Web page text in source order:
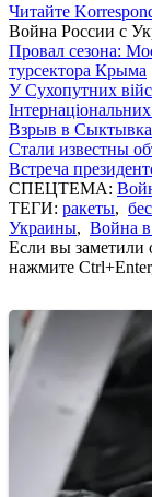
Читайте
Война России с
Провал сезона:
турсектора Крыма
У Сухопутних
Інтернаціональних
Взрыв в
Стали известны
Встреча
СПЕЦТЕМА:
ТЕГИ: ракеты,
Украины, Война
Если вы заметили
нажмите